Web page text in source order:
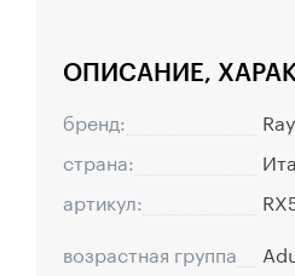
ОПИСАНИЕ,
бренд:
страна:
артикул:
возрастная группа